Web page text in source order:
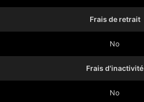
Frais de retrait
No
Frais d'inactivité
No